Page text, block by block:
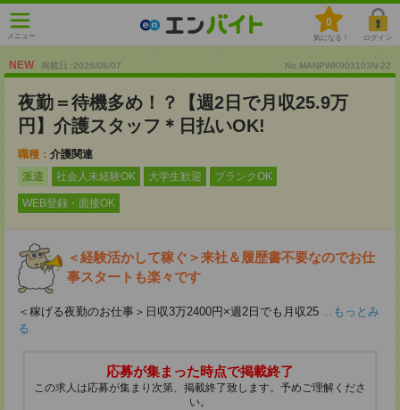
メニュー
0
気になる！ ログイン
NEW 掲載日 :2026/08/07 No.MANPWK903103N-22
夜勤＝待機多め！？【週2日で月収25.9万
円】介護スタッフ＊日払いOK!
職種： 介護関連
派遣
社会人未経験OK 大学生歓迎 ブランクOK
WEB登録・面接OK
＜経験活かして稼ぐ＞来社＆履歴書不要なのでお仕
事スタートも楽々です
＜稼げる夜勤のお仕事＞日収3万2400円×週2日でも月収25 ...もっとみ
る
応募が集まった時点で掲載終了
この求人は応募が集まり次第、掲載終了致します。予めご理解くださ
い。